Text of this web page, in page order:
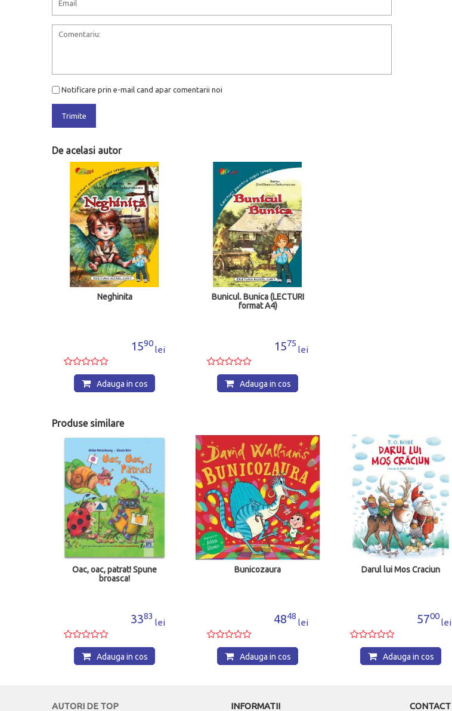
Notificare prin e-mail cand apar comentarii noi
Trimite
De acelasi autor
Neghinita
1590
lei
Adauga in cos
Bunicul. Bunica (LECTURI
format A4)
1575
lei
Adauga in cos
Produse similare
Oac, oac, patrat! Spune
broasca!
3383
lei
Adauga in cos
Bunicozaura
4848
lei
Adauga in cos
Darul lui Mos Craciun
5700
lei
Adauga in cos
AUTORI DE TOP INFORMATII CONTACT